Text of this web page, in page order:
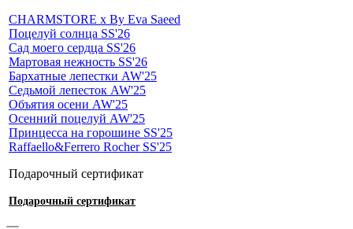
CHARMSTORE х By Eva Saeed
Поцелуй солнца SS'26
Сад моего сердца SS'26
Мартовая нежность SS'26
Бархатные лепестки AW'25
Седьмой лепесток AW'25
Объятия осени AW'25
Осенний поцелуй AW'25
Принцесса на горошине SS'25
Raffaello&Ferrero Rocher SS'25
Подарочный сертификат
Подарочный сертификат